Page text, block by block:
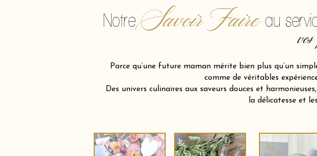
Savoir Faire
Notre au
Parce qu’une future maman mérite bien plus qu’un
comme de véritables
Des univers culinaires aux saveurs douces et
la délicatesse et